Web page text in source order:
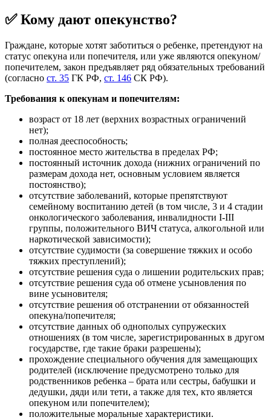
✅ Кому дают опекунство?
Граждане, которые хотят заботиться о ребенке, претендуют на
статус опекуна или попечителя, или уже являются опекуном/
попечителем, закон предъявляет ряд обязательных требований
(согласно ст. 35 ГК РФ, ст. 146 СК РФ).
Требования к опекунам и попечителям:
возраст от 18 лет (верхних возрастных ограничений
нет);
полная дееспособность;
постоянное место жительства в пределах РФ;
постоянный источник дохода (нижних ограничений по
размерам дохода нет, основным условием является
постоянство);
отсутствие заболеваний, которые препятствуют
семейному воспитанию детей (в том числе, 3 и 4 стадии
онкологического заболевания, инвалидности I-III
группы, положительного ВИЧ статуса, алкогольной или
наркотической зависимости);
отсутствие судимости (за совершение тяжких и особо
тяжких преступлений);
отсутствие решения суда о лишении родительских прав;
отсутствие решения суда об отмене усыновления по
вине усыновителя;
отсутствие решения об отстранении от обязанностей
опекуна/попечителя;
отсутствие данных об однополых супружеских
отношениях (в том числе, зарегистрированных в другом
государстве, где такие браки разрешены);
прохождение специального обучения для замещающих
родителей (исключение предусмотрено только для
родственников ребенка – брата или сестры, бабушки и
дедушки, дяди или тети, а также для тех, кто является
опекуном или попечителем);
положительные моральные характеристики.